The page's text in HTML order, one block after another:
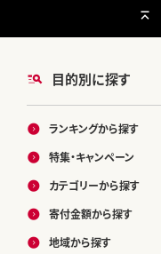
目的別に探す
ランキングから探す
特集・キャンペーン
カテゴリーから探す
寄付金額から探す
地域から探す